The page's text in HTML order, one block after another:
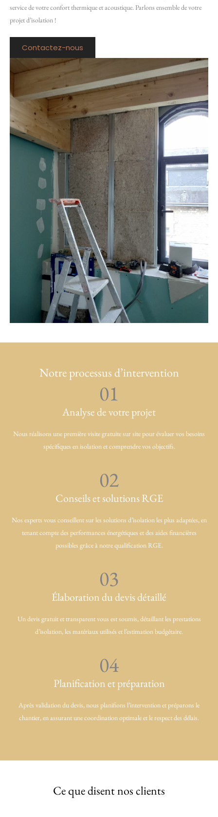
service de votre confort thermique et acoustique. Parlons ensemble de votre
projet d’isolation !
Contactez-nous
Notre processus d’intervention
01
Analyse de votre projet
Nous réalisons une première visite gratuite sur site pour évaluer vos besoins
spécifiques en isolation et comprendre vos objectifs.
02
Conseils et solutions RGE
Nos experts vous conseillent sur les solutions d’isolation les plus adaptées, en
tenant compte des performances énergétiques et des aides financières
possibles grâce à notre qualification RGE.
03
Élaboration du devis détaillé
Un devis gratuit et transparent vous est soumis, détaillant les prestations
d’isolation, les matériaux utilisés et l’estimation budgétaire.
04
Planification et préparation
Après validation du devis, nous planifions l’intervention et préparons le
chantier, en assurant une coordination optimale et le respect des délais.
Ce que disent nos clients